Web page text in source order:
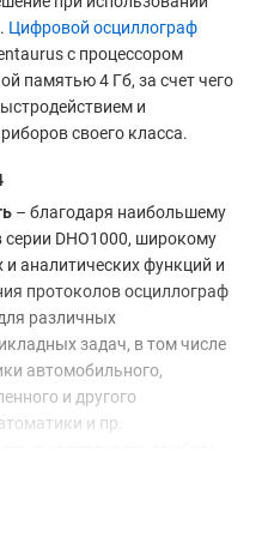
Цифровой осциллограф
с процессором
памятью 4 Гб, за счет чего
и
своего класса.
– благодаря наибольшему
серии DHO1000, широкому
аналитических функций и
протоколов осциллограф
различных
задач, в том числе
автомобильного,
и другого
и пр.
10,1-дюймовому